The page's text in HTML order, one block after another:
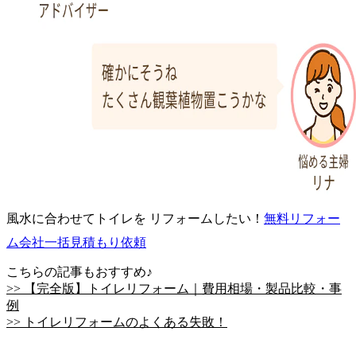
風水に合わせてトイレを リフォームしたい！ 無料リフォー
ム会社一括見積もり依頼
こちらの記事もおすすめ♪
>> 【完全版】トイレリフォーム｜費用相場・製品比較・事
例
>> トイレリフォームのよくある失敗！